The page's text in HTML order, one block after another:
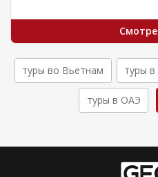
туры во Вьетнам туры в
туры в ОАЭ